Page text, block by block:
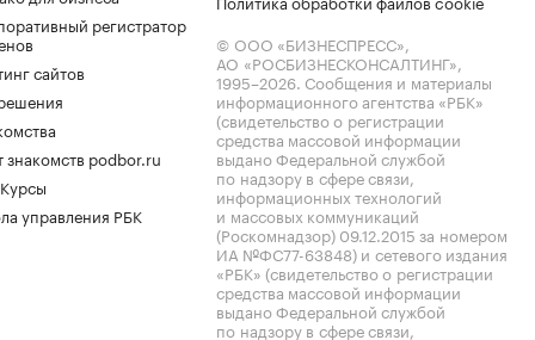
регистратор
сайтов
знакомств podbor.ru
управления РБК
© ООО «БИЗНЕСПРЕСС»,
АО «РОСБИЗНЕСКОНСАЛТИНГ»,
1995–2026. Сообщения и материалы
информационного агентства «РБК»
(свидетельство о регистрации
средства массовой информации
выдано Федеральной службой
по надзору в сфере связи,
информационных технологий
и массовых коммуникаций
(Роскомнадзор) 09.12.2015 за номером
ИА №ФС77-63848) и сетевого издания
«РБК» (свидетельство о регистрации
средства массовой информации
выдано Федеральной службой
по надзору в сфере связи,